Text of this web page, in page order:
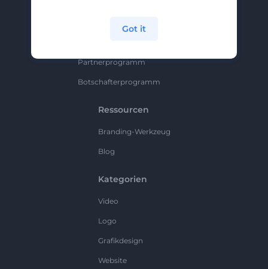
Partnerprogramm
Botschafterprogramm
Ressourcen
Branding-Werkzeug
Blog
Kategorien
Video
Logo
Grafikdesign
Website
Got it